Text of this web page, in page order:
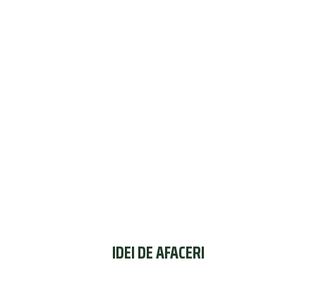
IDEI DE AFACERI